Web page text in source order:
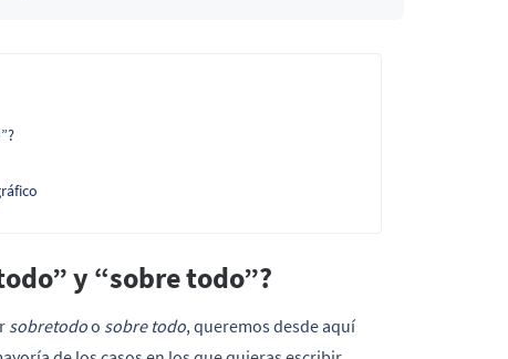
y “sobre todo”?
sobretodoo sobre todo, queremos desde aquí